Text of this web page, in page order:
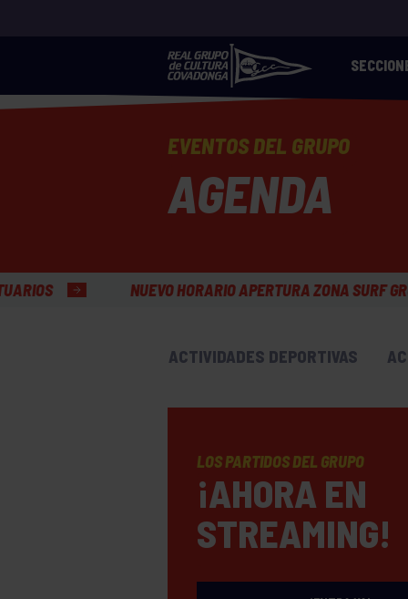
EVENTOS DEL GRUPO
AGENDA
HORARIO APERTURA ZONA SURF GRUPÍN
ACTIVIDADES DEPORTIVAS
LOS PARTIDOS DEL GRUPO
¡AHORA EN
STREAMING!